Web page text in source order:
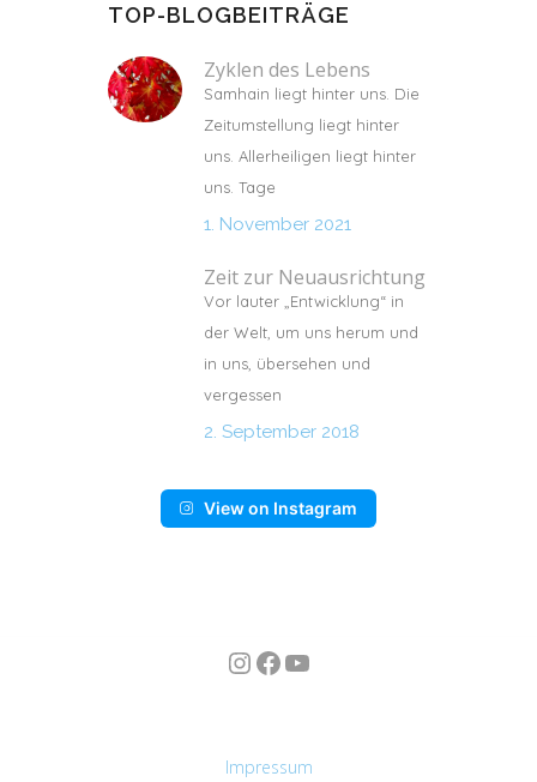
TOP-BLOGBEITRÄGE
Zyklen des Lebens
Samhain liegt hinter uns. Die
Zeitumstellung liegt hinter
uns. Allerheiligen liegt hinter
uns. Tage
1. November 2021
Zeit zur Neuausrichtung
Vor lauter „Entwicklung“ in
der Welt, um uns herum und
in uns, übersehen und
vergessen
2. September 2018
View on Instagram
Instagram
Facebook
YouTube
Impressum